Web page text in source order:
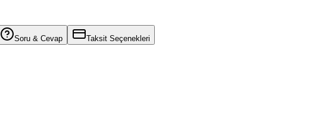
Soru & Cevap Taksit Seçenekleri